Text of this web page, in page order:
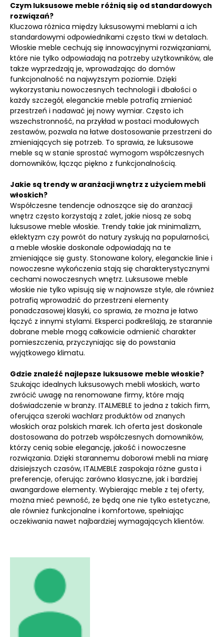
Czym luksusowe meble różnią się od standardowych
rozwiązań?
Kluczowa różnica między luksusowymi meblami a ich
standardowymi odpowiednikami często tkwi w detalach.
Włoskie meble cechują się innowacyjnymi rozwiązaniami,
które nie tylko odpowiadają na potrzeby użytkowników, ale
także wyprzedzają je, wprowadzając do domów
funkcjonalność na najwyższym poziomie. Dzięki
wykorzystaniu nowoczesnych technologii i dbałości o
każdy szczegół, eleganckie meble potrafią zmieniać
przestrzeń i nadawać jej nowy wymiar. Często ich
wszechstronność, na przykład w postaci modułowych
zestawów, pozwala na łatwe dostosowanie przestrzeni do
zmieniających się potrzeb. To sprawia, że luksusowe
meble są w stanie sprostać wymogom współczesnych
domowników, łącząc piękno z funkcjonalnością.
Jakie są trendy w aranżacji wnętrz z użyciem mebli
włoskich?
Współczesne tendencje odnoszące się do aranżacji
wnętrz często korzystają z zalet, jakie niosą ze sobą
luksusowe meble włoskie. Trendy takie jak minimalizm,
eklektyzm czy powrót do natury zyskują na popularności,
a meble włoskie doskonale odpowiadają na te
zmieniające się gusty. Stonowane kolory, eleganckie linie i
nowoczesne wykończenia stają się charakterystycznymi
cechami nowoczesnych wnętrz. Luksusowe meble
włoskie nie tylko wpisują się w najnowsze style, ale również
potrafią wprowadzić do przestrzeni elementy
ponadczasowej klasyki, co sprawia, że można je łatwo
łączyć z innymi stylami. Eksperci podkreślają, że starannie
dobrane meble mogą całkowicie odmienić charakter
pomieszczenia, przyczyniając się do powstania
wyjątkowego klimatu.
Gdzie znaleźć najlepsze luksusowe meble włoskie?
Szukając idealnych luksusowych mebli włoskich, warto
zwrócić uwagę na renomowane firmy, które mają
doświadczenie w branży. ITALMEBLE to jedna z takich firm,
oferująca szeroki wachlarz produktów od znanych
włoskich oraz polskich marek. Ich oferta jest doskonale
dostosowana do potrzeb współczesnych domowników,
którzy cenią sobie elegancję, jakość i nowoczesne
rozwiązania. Dzięki starannemu doborowi mebli na miarę
dzisiejszych czasów, ITALMEBLE zaspokaja różne gusta i
preferencje, oferując zarówno klasyczne, jak i bardziej
awangardowe elementy. Wybierając meble z tej oferty,
można mieć pewność, że będą one nie tylko estetyczne,
ale również funkcjonalne i komfortowe, spełniając
oczekiwania nawet najbardziej wymagających klientów.